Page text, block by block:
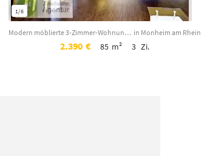
1/6
Modern möblierte 3-Zimmer-Wohnung mit Balkon+TG Monheim-Baumberg, Innsbrucker St... in Monheim am Rhein
2.390 € 85 m² 3 Zi.